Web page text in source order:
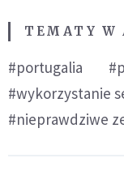
TEMATY W
#portugalia
#wykorzystanie
#nieprawdziwe